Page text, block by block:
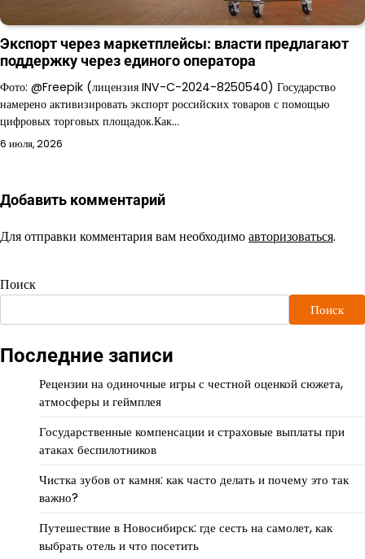
Экспорт через маркетплейсы: власти предлагают
поддержку через единого оператора
Фото: @Freepik (лицензия INV-C-2024-8250540) Государство
намерено активизировать экспорт российских товаров с помощью
цифровых торговых площадок.Как…
6 июля, 2026
Добавить комментарий
Для отправки комментария вам необходимоавторизоваться.
Поиск
Поиск
Последние записи
Рецензии на одиночные игры с честной оценкой сюжета,
атмосферы и геймплея
Государственные компенсации и страховые выплаты при
атаках беспилотников
Чистка зубов от камня: как часто делать и почему это так
важно?
Путешествие в Новосибирск: где сесть на самолет, как
выбрать отель и что посетить